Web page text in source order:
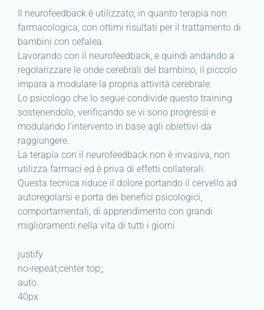
Il neurofeedback è utilizzato, in quanto terapia non
farmacologica, con ottimi risultati per il trattamento di
bambini con cefalea.
Lavorando con il neurofeedback, e quindi andando a
regolarizzare le onde cerebrali del bambino, il piccolo
impara a modulare la propria attività cerebrale.
Lo psicologo che lo segue condivide questo training
sostenendolo, verificando se vi sono progressi e
modulando l’intervento in base agli obiettivi da
raggiungere.
La terapia con il neurofeedback non è invasiva, non
utilizza farmaci ed è priva di effetti collaterali.
Questa tecnica riduce il dolore portando il cervello ad
autoregolarsi e porta dei benefici psicologici,
comportamentali, di apprendimento con grandi
miglioramenti nella vita di tutti i giorni
justify
no-repeat;center top;;
auto
40px